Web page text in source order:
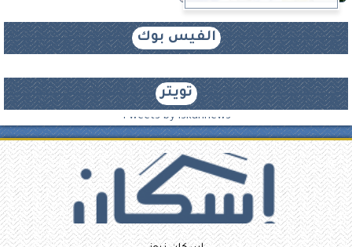
الفيس بوك
تويتر
Tweets by iskannews